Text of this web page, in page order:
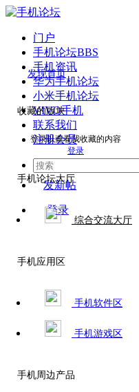
门户
手机论坛BBS
手机资讯
华为手机论坛
小米手机论坛
VIVO手机
联系我们
注册会员
发新帖
登录
发现首页
收藏的版块
登录以查看我收藏的内容
登录
手机论坛大厅
综合交流大厅
手机应用区
手机软件区
手机游戏区
手机周边产品